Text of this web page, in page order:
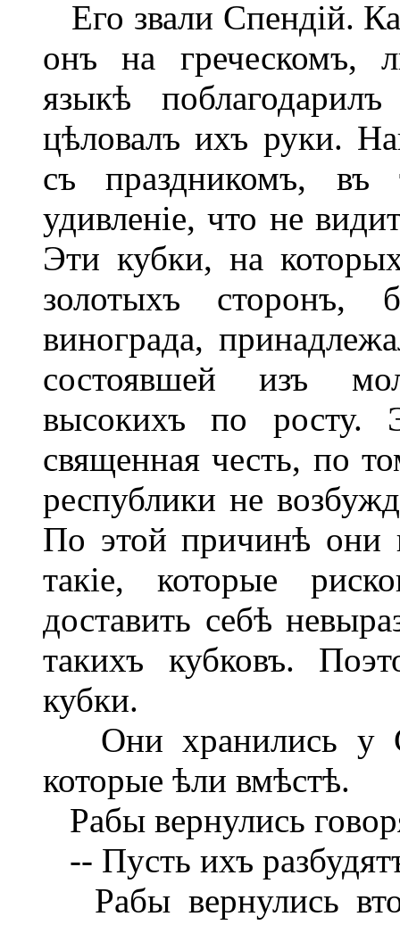
Его звали Спендій.
онъ на греческомъ,
языкѣ
цѣловалъ ихъ руки.
съ праздникомъ,
удивленіе, что не
Эти кубки, на
золотыхъ сторонъ,
винограда,
состоявшей изъ
высокихъ по росту.
священная честь, по
республики не
По этой причинѣ они
такіе, которые
доставить себѣ
такихъ кубковъ.
кубки.
Они хранились у
которые ѣли вмѣстѣ.
Рабы вернулись
-- Пусть ихъ
Рабы вернулись